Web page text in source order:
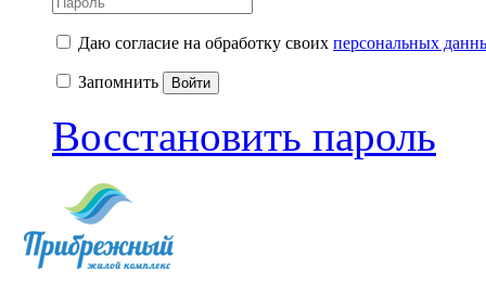
Даю согласие на обработку своих персональных
Запомнить Войти
Восстановить пароль